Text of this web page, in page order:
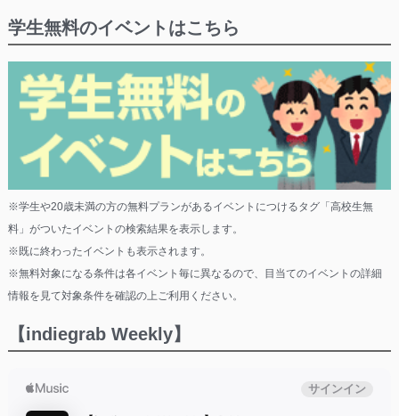
学生無料のイベントはこちら
※学生や20歳未満の方の無料プランがあるイベントにつけるタグ「高校生無
料」がついたイベントの検索結果を表示します。
※既に終わったイベントも表示されます。
※無料対象になる条件は各イベント毎に異なるので、目当てのイベントの詳細
情報を見て対象条件を確認の上ご利用ください。
【indiegrab Weekly】